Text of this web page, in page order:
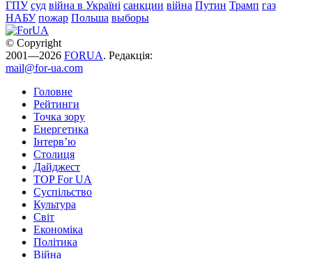
ГПУ суд війна в Україні санкции війна Путин Трамп газ
НАБУ пожар Польша выборы
© Copyright
2001—2026 FORUA. Редакція:
mail@for-ua.com
Головне
Рейтинги
Точка зору
Енергетика
Інтерв’ю
Столиця
Дайджест
TOP For UA
Суспiльство
Культура
Світ
Економіка
Політика
Війна